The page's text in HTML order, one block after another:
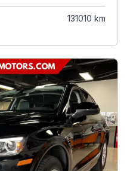
131010 km